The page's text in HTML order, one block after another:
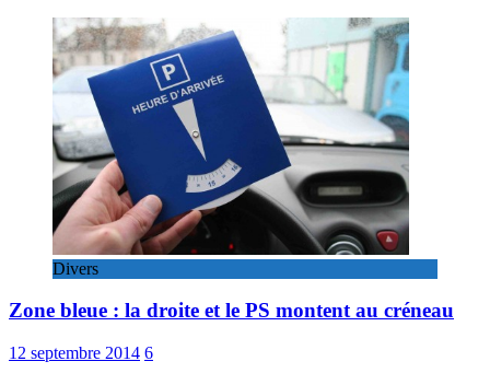
Divers
Zone bleue : la droite et le PS montent au créneau
12 septembre 2014 6